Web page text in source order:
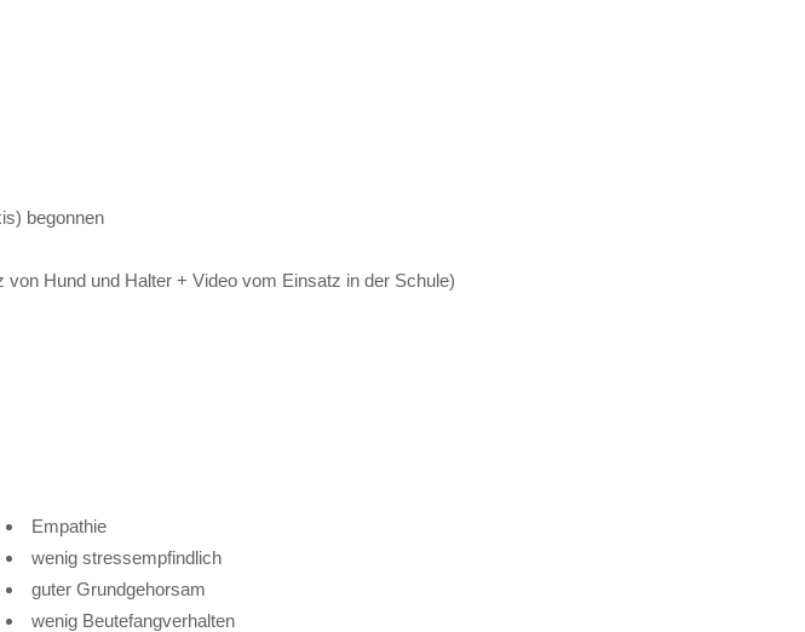
begonnen
von Hund und Halter + Video vom Einsatz in der Schule)
Empathie
wenig stressempfindlich
guter Grundgehorsam
wenig Beutefangverhalten